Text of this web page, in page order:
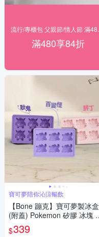
滿480享84折
寶可夢陪你沁涼暢飲
【Bone 蹦克】寶可夢製冰盒
(附蓋) Pokemon 矽膠 冰塊 大
容量設計 百變怪 耿鬼 胖丁
$339